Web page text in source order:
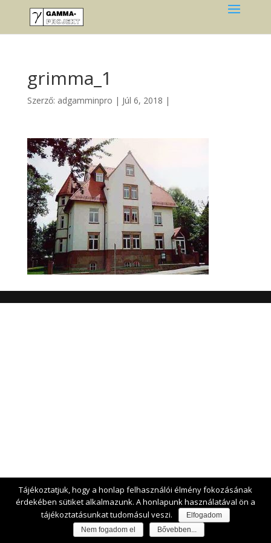
grimma_1
Szerző: adgamminpro | Júl 6, 2018 |
Tájékoztatjuk, hogy a honlap felhasználói élmény fokozásának
érdekében sütiket alkalmazunk. A honlapunk használatával ön a
tájékoztatásunkat tudomásul veszi.
Elfogadom
Nem fogadom el
Bővebben...